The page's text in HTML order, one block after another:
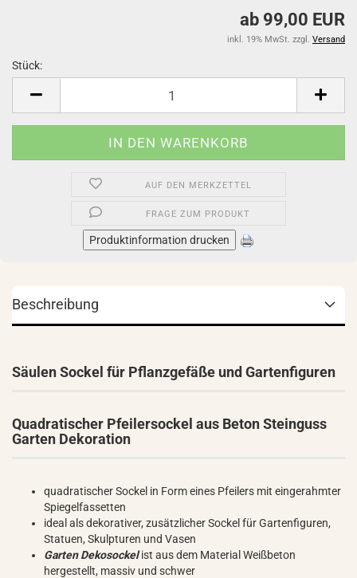
ab 99,00 EUR
inkl. 19% MwSt. zzgl. Versand
Stück:
AUF DEN MERKZETTEL
FRAGE ZUM PRODUKT
Produktinformation drucken
Beschreibung
Säulen Sockel für Pflanzgefäße und Gartenfiguren
Quadratischer Pfeilersockel aus Beton Steinguss
Garten Dekoration
quadratischer Sockel in Form eines Pfeilers mit eingerahmter
Spiegelfassetten
ideal als dekorativer, zusätzlicher Sockel für Gartenfiguren,
Statuen, Skulpturen und Vasen
Garten Dekosockelist aus dem Material Weißbeton
hergestellt, massiv und schwer